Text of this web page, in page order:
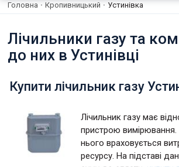
Головна · Кропивницький · Устинівка
Лічильники газу та
до них в Устинівці
Купити лічильник газу
Лічильник газу має
пристрою
нього враховується
ресурсу. На підставі